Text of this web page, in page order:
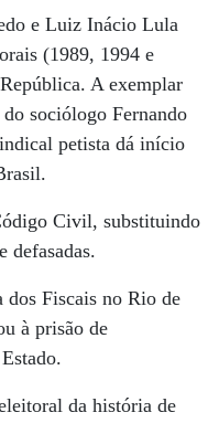
e Luiz Inácio Lula
(1989, 1994 e
A exemplar
sociólogo Fernando
petista dá início
Civil, substituindo
defasadas.
Fiscais no Rio de
à prisão de
da história de